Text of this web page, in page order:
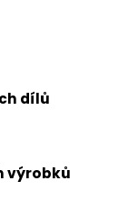
dílů
výrobků